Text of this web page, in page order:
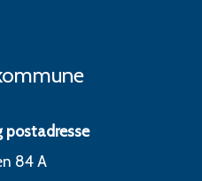
postadresse
84 A